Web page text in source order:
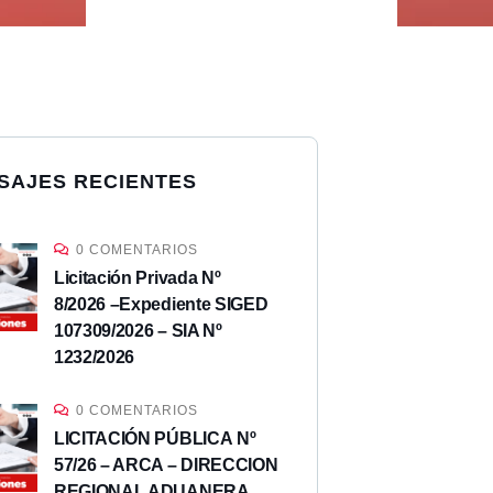
RECIENTES
0 COMENTARIOS
Licitación Privada Nº
8/2026 –Expediente SIGED
107309/2026 – SIA Nº
1232/2026
0 COMENTARIOS
LICITACIÓN PÚBLICA Nº
57/26 – ARCA – DIRECCION